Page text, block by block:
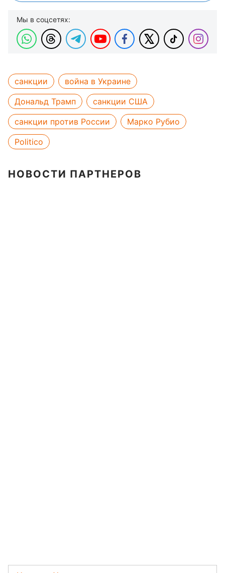
Мы в соцсетях:
санкции
война в Украине
Дональд Трамп
санкции США
санкции против России
Марко Рубио
Politico
НОВОСТИ ПАРТНЕРОВ